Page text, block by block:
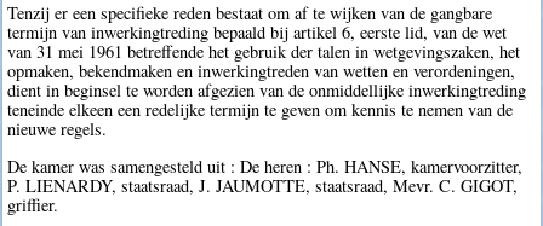
Tenzij er een specifieke reden bestaat om af te wijken van de gangbare
termijn van inwerkingtreding bepaald bij artikel 6, eerste lid, van de wet
van 31 mei 1961 betreffende het gebruik der talen in wetgevingszaken, het
opmaken, bekendmaken en inwerkingtreden van wetten en verordeningen,
dient in beginsel te worden afgezien van de onmiddellijke inwerkingtreding
teneinde elkeen een redelijke termijn te geven om kennis te nemen van de
nieuwe regels.
De kamer was samengesteld uit : De heren : Ph. HANSE, kamervoorzitter,
P. LIENARDY, staatsraad, J. JAUMOTTE, staatsraad, Mevr. C. GIGOT,
griffier.